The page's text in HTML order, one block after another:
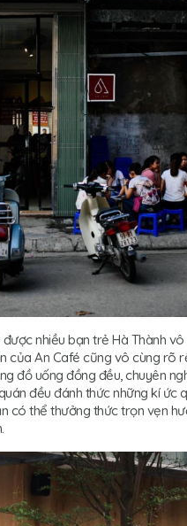
nhiều bạn trẻ Hà Thành
của An Café cũng vô cùng rõ
đồ uống đồng đều, chuyên
đều đánh thức những kí ức
có thể thưởng thức trọn vẹn